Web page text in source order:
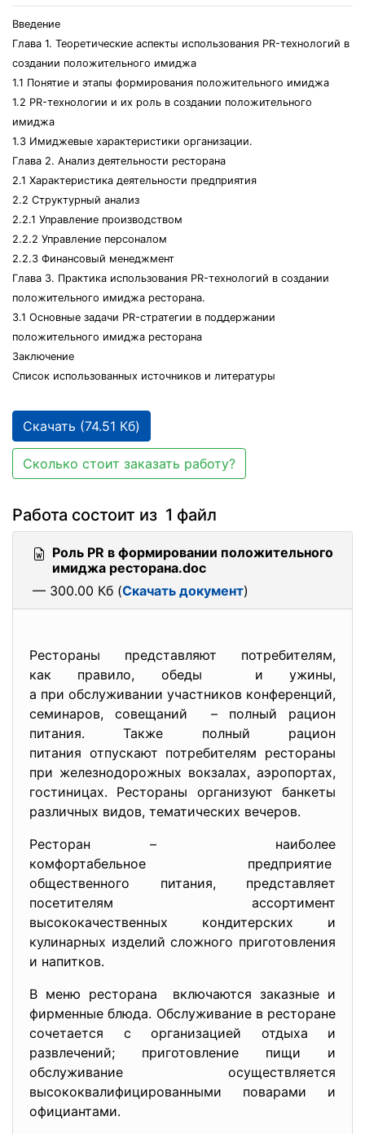
Введение
Глава 1. Теоретические аспекты использования PR-технологий в
создании положительного имиджа
1.1 Понятие и этапы формирования положительного имиджа
1.2 PR-технологии и их роль в создании положительного
имиджа
1.3 Имиджевые характеристики организации.
Глава 2. Анализ деятельности ресторана
2.1 Характеристика деятельности предприятия
2.2 Структурный анализ
2.2.1 Управление производством
2.2.2 Управление персоналом
2.2.3 Финансовый менеджмент
Глава 3. Практика использования PR-технологий в создании
положительного имиджа ресторана.
3.1 Основные задачи PR-стратегии в поддержании
положительного имиджа ресторана
Заключение
Список использованных источников и литературы
Скачать (74.51 Кб)
Сколько стоит заказать работу?
Работа состоит из 1 файл
Роль PR в формировании положительного
имиджа ресторана.doc
— 300.00 Кб (Скачать документ)
Рестораны представляют потребителям,
как правило, обеды и ужины,
а при обслуживании участников конференций,
семинаров, совещаний – полный рацион
питания. Также полный рацион
питания отпускают потребителям рестораны
при железнодорожных вокзалах, аэропортах,
гостиницах. Рестораны организуют банкеты
различных видов, тематических вечеров.
Ресторан – наиболее
комфортабельное предприятие
общественного питания, представляет
посетителям ассортимент
высококачественных кондитерских и
кулинарных изделий сложного приготовления
и напитков.
В меню ресторана включаются заказные и
фирменные блюда. Обслуживание в ресторане
сочетается с организацией отдыха и
развлечений; приготовление пищи и
обслуживание осуществляется
высококвалифицированными поварами и
официантами.